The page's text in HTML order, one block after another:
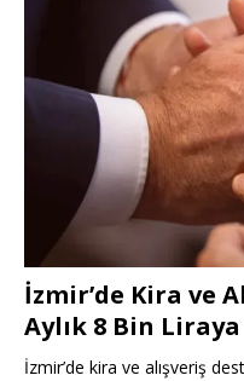
İzmir’de Kira ve
Aylık 8 Bin
İzmir’de kira ve alışveriş